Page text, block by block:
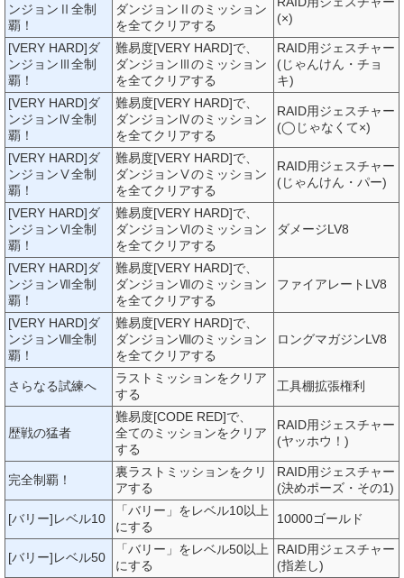
ンジョンⅡ全制
覇！
ダンジョンⅡのミッション
を全てクリアする
(×)
[VERY HARD]ダ
ンジョンⅢ全制
覇！
難易度[VERY HARD]で、
ダンジョンⅢのミッション
を全てクリアする
RAID用ジェスチャー
(じゃんけん・チョ
キ)
[VERY HARD]ダ
ンジョンⅣ全制
覇！
難易度[VERY HARD]で、
ダンジョンⅣのミッション
を全てクリアする
RAID用ジェスチャー
(◯じゃなくて×)
[VERY HARD]ダ
ンジョンⅤ全制
覇！
難易度[VERY HARD]で、
ダンジョンⅤのミッション
を全てクリアする
RAID用ジェスチャー
(じゃんけん・パー)
[VERY HARD]ダ
ンジョンⅥ全制
覇！
難易度[VERY HARD]で、
ダンジョンⅥのミッション
を全てクリアする
ダメージLV8
[VERY HARD]ダ
ンジョンⅦ全制
覇！
難易度[VERY HARD]で、
ダンジョンⅦのミッション
を全てクリアする
ファイアレートLV8
[VERY HARD]ダ
ンジョンⅧ全制
覇！
難易度[VERY HARD]で、
ダンジョンⅧのミッション
を全てクリアする
ロングマガジンLV8
さらなる試練へ
ラストミッションをクリア
する
工具棚拡張権利
歴戦の猛者
難易度[CODE RED]で、
全てのミッションをクリア
する
RAID用ジェスチャー
(ヤッホウ！)
完全制覇！
裏ラストミッションをクリ
アする
RAID用ジェスチャー
(決めポーズ・その1)
[バリー]レベル10
「バリー」をレベル10以上
にする
10000ゴールド
[バリー]レベル50
「バリー」をレベル50以上
にする
RAID用ジェスチャー
(指差し)